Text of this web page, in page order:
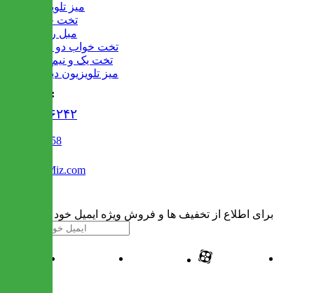
میز تلویزیون
تخت خواب
مبل راحتی
تخت خواب دو طبقه
تخت یک و نیم نفره
میز تلویزیون دیواری
تماس با ما :
۰۲۱۹۱۳۰۶۲۴۲
02122509458
Info@IranMiz.com
برای اطلاع از تخفیف ها و فروش ویژه ایمیل خود را وارد کنید